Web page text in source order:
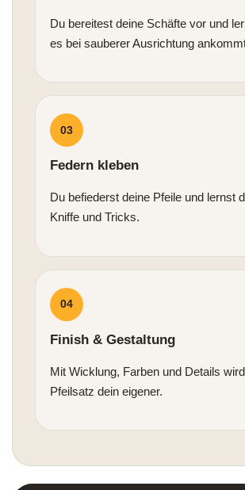
Du bereitest deine Schäfte vor und
es bei sauberer Ausrichtung
03
Federn kleben
Du befiederst deine Pfeile und lernst
Kniffe und Tricks.
04
Finish & Gestaltung
Mit Wicklung, Farben und Details
Pfeilsatz dein eigener.